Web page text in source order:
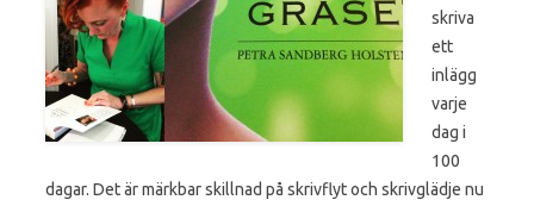
skriva
ett
inlägg
varje
dag i
100
dagar. Det är märkbar skillnad på skrivflyt och skrivglädje nu